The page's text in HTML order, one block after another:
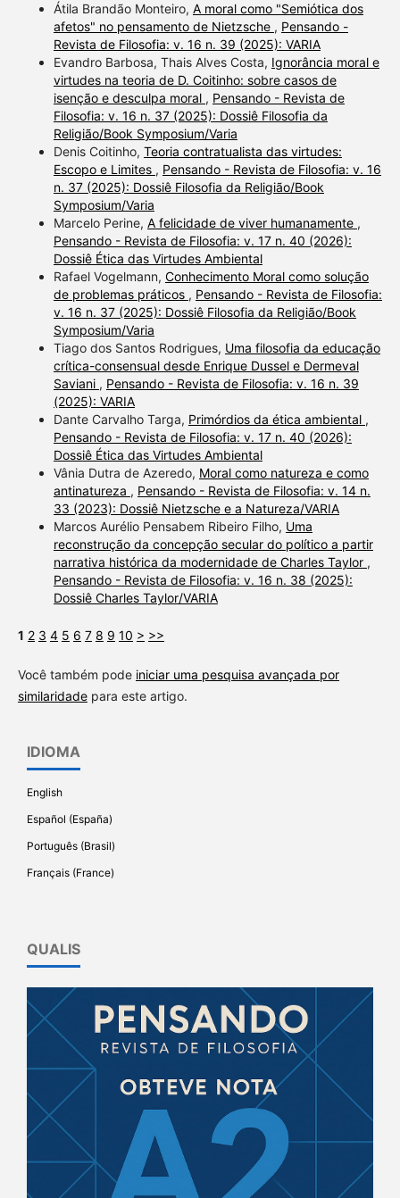
Átila Brandão Monteiro, A moral como "Semiótica dos
afetos" no pensamento de Nietzsche , Pensando -
Revista de Filosofia: v. 16 n. 39 (2025): VARIA
Evandro Barbosa, Thais Alves Costa, Ignorância moral e
virtudes na teoria de D. Coitinho: sobre casos de
isenção e desculpa moral , Pensando - Revista de
Filosofia: v. 16 n. 37 (2025): Dossiê Filosofia da
Religião/Book Symposium/Varia
Denis Coitinho, Teoria contratualista das virtudes:
Escopo e Limites , Pensando - Revista de Filosofia: v. 16
n. 37 (2025): Dossiê Filosofia da Religião/Book
Symposium/Varia
Marcelo Perine, A felicidade de viver humanamente ,
Pensando - Revista de Filosofia: v. 17 n. 40 (2026):
Dossiê Ética das Virtudes Ambiental
Rafael Vogelmann, Conhecimento Moral como solução
de problemas práticos , Pensando - Revista de Filosofia:
v. 16 n. 37 (2025): Dossiê Filosofia da Religião/Book
Symposium/Varia
Tiago dos Santos Rodrigues, Uma filosofia da educação
crítica-consensual desde Enrique Dussel e Dermeval
Saviani , Pensando - Revista de Filosofia: v. 16 n. 39
(2025): VARIA
Dante Carvalho Targa, Primórdios da ética ambiental ,
Pensando - Revista de Filosofia: v. 17 n. 40 (2026):
Dossiê Ética das Virtudes Ambiental
Vânia Dutra de Azeredo, Moral como natureza e como
antinatureza , Pensando - Revista de Filosofia: v. 14 n.
33 (2023): Dossiê Nietzsche e a Natureza/VARIA
Marcos Aurélio Pensabem Ribeiro Filho, Uma
reconstrução da concepção secular do político a partir
narrativa histórica da modernidade de Charles Taylor ,
Pensando - Revista de Filosofia: v. 16 n. 38 (2025):
Dossiê Charles Taylor/VARIA
1 2 3 4 5 6 7 8 9 10 > >>
Você também pode iniciar uma pesquisa avançada por
similaridadepara este artigo.
IDIOMA
English
Español (España)
Português (Brasil)
Français (France)
QUALIS